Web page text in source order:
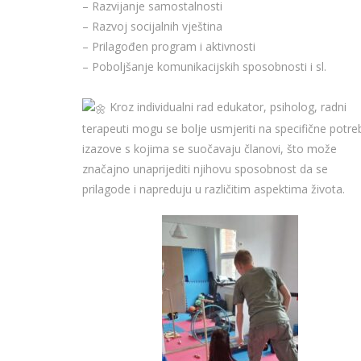
– Razvijanje samostalnosti
– Razvoj socijalnih vještina
– Prilagođen program i aktivnosti
– Poboljšanje komunikacijskih sposobnosti i sl.
Kroz individualni rad edukator, psiholog, radni
terapeuti mogu se bolje usmjeriti na specifične
izazove s kojima se suočavaju članovi, što može
značajno unaprijediti njihovu sposobnost da se
prilagode i napreduju u različitim aspektima života.